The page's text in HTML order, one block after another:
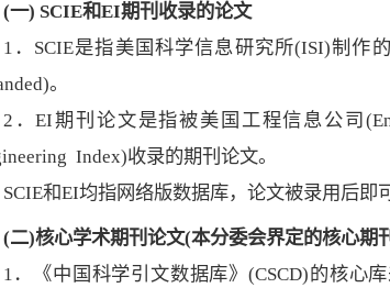
(一) SCIE和EI期刊收录的论文
1 ． SCIE是指美国科学信息研究所(ISI)制作
。
2 ．EI期刊论文是指被美国工程信息公司
Index)收录的期刊论文。
SCIE和EI均指网络版数据库， 论文被录用后即
(二)核心学术期刊论文(本分委会界定的核心期
1．《中国科学引文数据库》(CSCD)的核心